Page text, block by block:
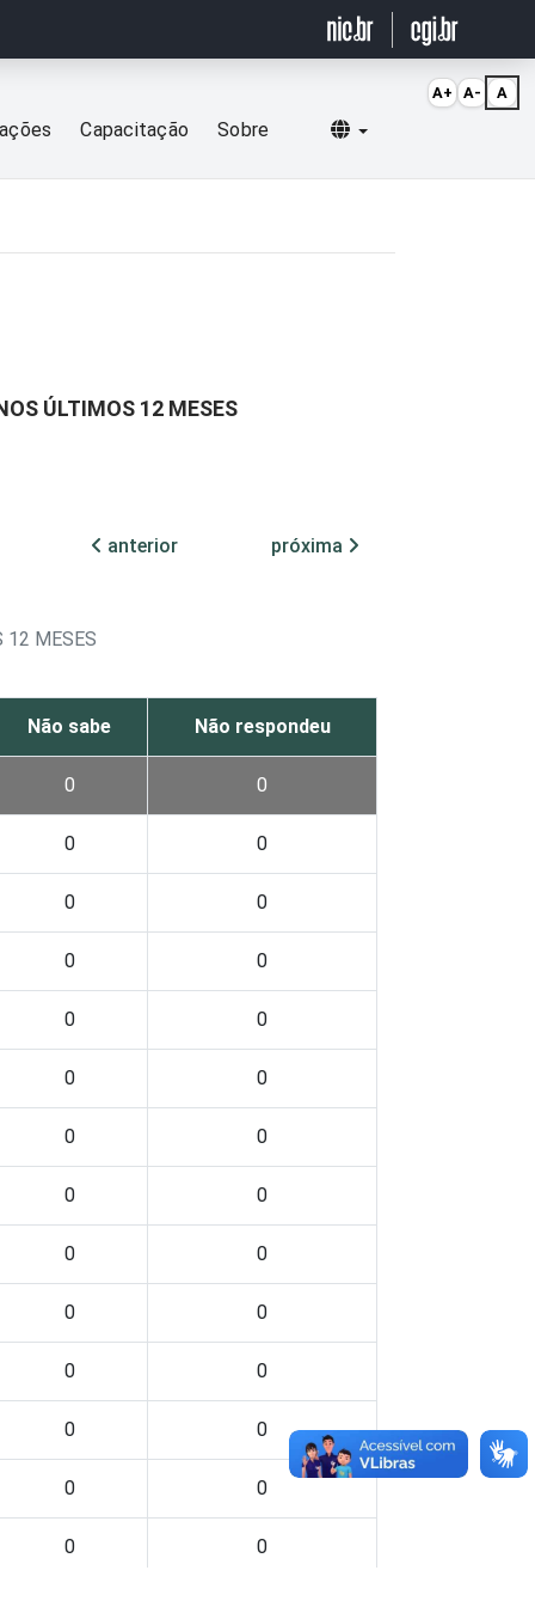
Capacitação Sobre Selecionar idioma
ÚLTIMOS 12 MESES
anterior
próxima
12 MESES
Não sabe Não respondeu
0 0
0 0
0 0
0 0
0 0
0 0
0 0
0 0
0 0
0 0
0 0
0 0
0 0
0 0
A+ A- A